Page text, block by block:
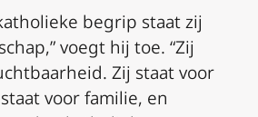
begrip staat zij
voegt hij toe. “Zij
Zij staat voor
voor familie, en